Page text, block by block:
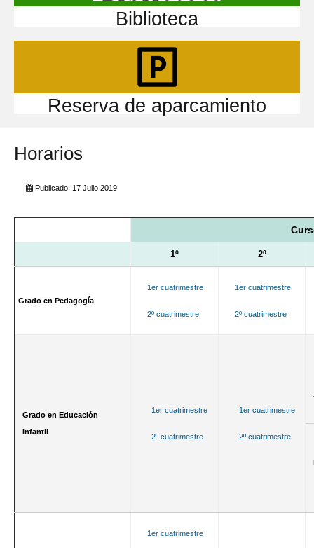
Biblioteca
Reserva de aparcamiento
Horarios
Publicado: 17 Julio 2019
1º 2º
Grado en Pedagogía
1er cuatrimestre
2º cuatrimestre
1er cuatrimestre
2º cuatrimestre
Grado en Educación
Infantil
1er cuatrimestre
2º cuatrimestre
1er cuatrimestre
2º cuatrimestre
1er cuatrimestre